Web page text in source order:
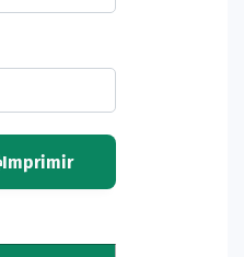
Imprimir